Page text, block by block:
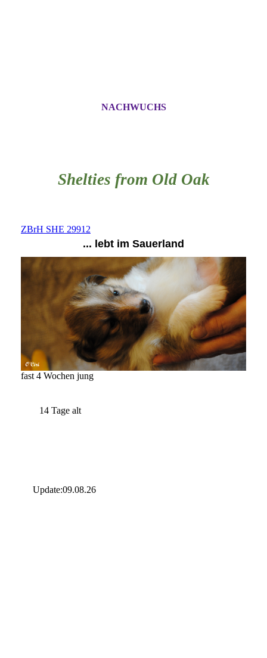
NACHWUCHS
Shelties from Old Oak
ZBrH SHE 29912
... lebt im Sauerland
fast 4 Wochen jung
14 Tage alt
Update:09.08.26